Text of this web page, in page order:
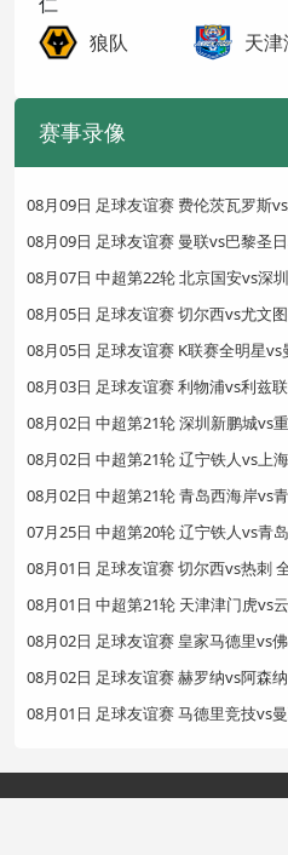
狼队 天
赛事录像
08月09日 足球友谊赛 费伦茨瓦罗斯
08月09日 足球友谊赛 曼联vs巴黎圣
08月07日 中超第22轮 北京国安vs深
08月05日 足球友谊赛 切尔西vs尤文
08月05日 足球友谊赛 K联赛全明星
08月03日 足球友谊赛 利物浦vs利兹
08月02日 中超第21轮 深圳新鹏城vs
08月02日 中超第21轮 辽宁铁人vs上
08月02日 中超第21轮 青岛西海岸vs
07月25日 中超第20轮 辽宁铁人vs青
08月01日 足球友谊赛 切尔西vs热刺
08月01日 中超第21轮 天津津门虎vs
08月02日 足球友谊赛 皇家马德里vs
08月02日 足球友谊赛 赫罗纳vs阿森
08月01日 足球友谊赛 马德里竞技vs